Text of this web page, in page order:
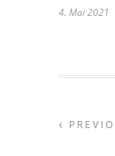
4. Mai 2021